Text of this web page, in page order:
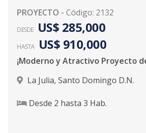
PROYECTO - Código: 2132
DESDE US$ 285,000
HASTA US$ 910,000
La Julia, Santo Domingo D.N.
Desde 2 hasta 3 Hab.